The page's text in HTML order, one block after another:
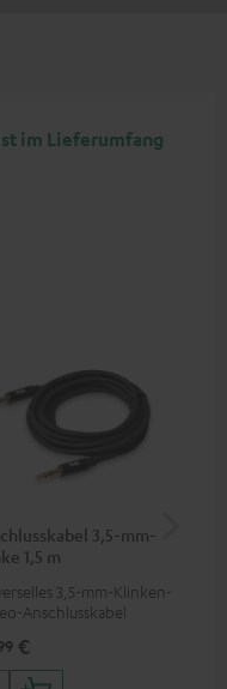
im Lieferumfang
3,5-mm-
1,5 m
3,5-mm-Klinken-
Anschlusskabel
€